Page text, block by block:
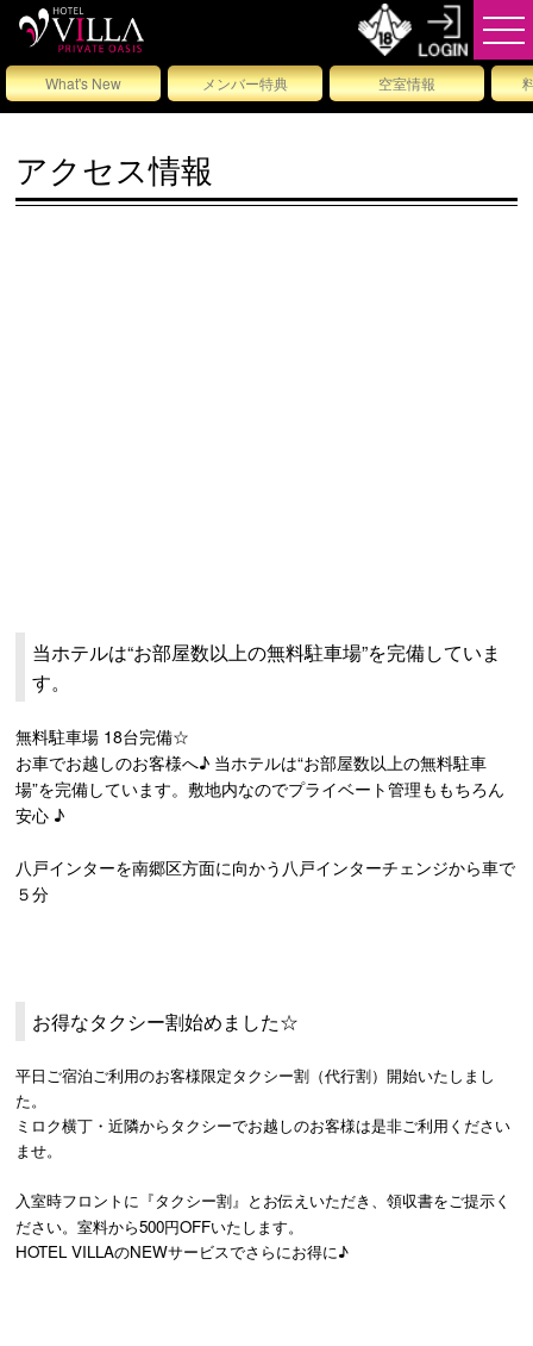
What's New メンバー特典 空室情報
アクセス情報
当ホテルは“お部屋数以上の無料駐車場”を完備していま
す。
無料駐車場 18台完備☆
お車でお越しのお客様へ♪ 当ホテルは“お部屋数以上の無料駐車
場”を完備しています。敷地内なのでプライベート管理ももちろん
安心 ♪
八戸インターを南郷区方面に向かう八戸インターチェンジから車で
５分
お得なタクシー割始めました☆
平日ご宿泊ご利用のお客様限定タクシー割（代行割）開始いたしまし
た。
ミロク横丁・近隣からタクシーでお越しのお客様は是非ご利用ください
ませ。
入室時フロントに『タクシー割』とお伝えいただき、領収書をご提示く
ださい。室料から500円OFFいたします。
HOTEL VILLAのNEWサービスでさらにお得に♪